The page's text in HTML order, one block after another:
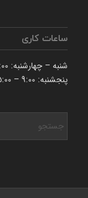
ساعات کاری
شنبه – چهارشنبه: 9:00 – 17:00
پنجشنبه: 9:00 – 15:00